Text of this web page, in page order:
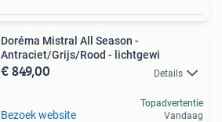
Doréma Mistral All Season -
Antraciet/Grijs/Rood - lichtgewi
€ 849,00 Details
Bezoek website
Topadvertentie
Vandaag